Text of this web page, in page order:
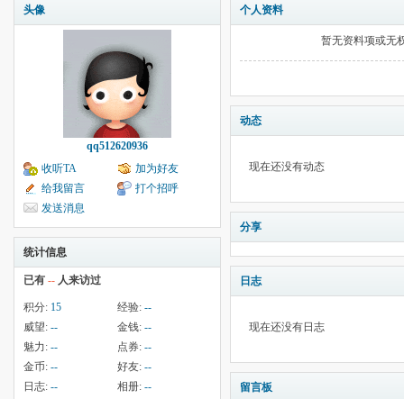
头像
qq512620936
收听TA
加为好友
给我留言
打个招呼
发送消息
统计信息
已有 -- 人来访过
积分: 15 经验: --
威望: -- 金钱: --
魅力: -- 点券: --
金币: -- 好友: --
日志: -- 相册: --
个人资料
暂无资料项或无
动态
现在还没有动态
分享
日志
现在还没有日志
留言板